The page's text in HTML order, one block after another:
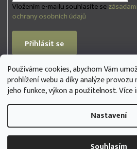
Používáme cookies, abychom Vám
prohlížení webu a díky analýze provozu
jeho funkce, výkon a použitelnost.
Nastavení
Vložením e-mailu souhlasíte se
ochrany osobních údajů
Přihlásit se
PŘIJÍMÁME ONLINE PLATBY
Copyright 2026na3se.store.